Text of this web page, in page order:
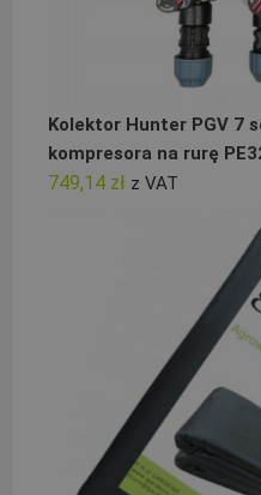
Kolektor Hunter PGV 7
kompresora na rurę
749,14 zł z VAT